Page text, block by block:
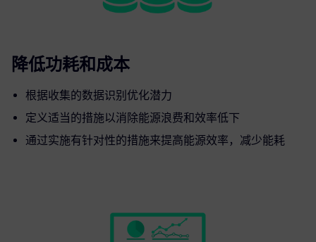
降低功耗和成本
根据收集的数据识别优化潜力
定义适当的措施以消除能源浪费和效率低下
通过实施有针对性的措施来提高能源效率，减少能耗